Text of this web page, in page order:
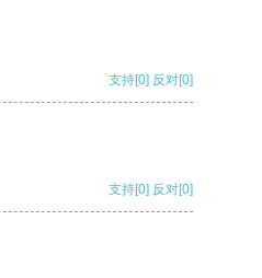
支持[0] 反对[0]
支持[0] 反对[0]